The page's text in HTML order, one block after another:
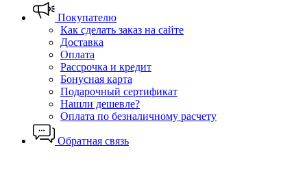
Покупателю
Как сделать заказ на сайте
Доставка
Оплата
Рассрочка и кредит
Бонусная карта
Подарочный сертификат
Нашли дешевле?
Оплата по безналичному расчету
Обратная связь